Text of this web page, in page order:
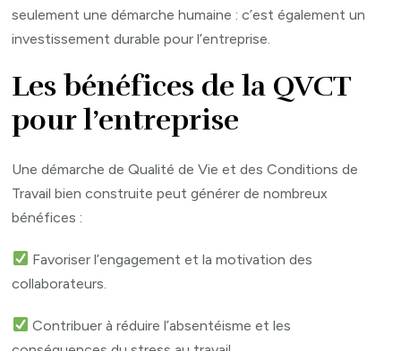
seulement une démarche humaine : c’est également un
investissement durable pour l’entreprise.
Les bénéfices de la QVCT
pour l’entreprise
Une démarche de Qualité de Vie et des Conditions de
Travail bien construite peut générer de nombreux
bénéfices :
Favoriser l’engagement et la motivation des
collaborateurs.
Contribuer à réduire l’absentéisme et les